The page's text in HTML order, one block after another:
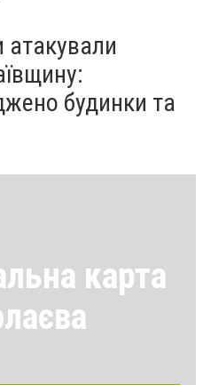
атакували
будинки та
карта